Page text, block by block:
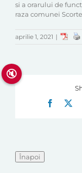
si a orarului de
raza comunei
aprilie 1, 2021 |
🔇